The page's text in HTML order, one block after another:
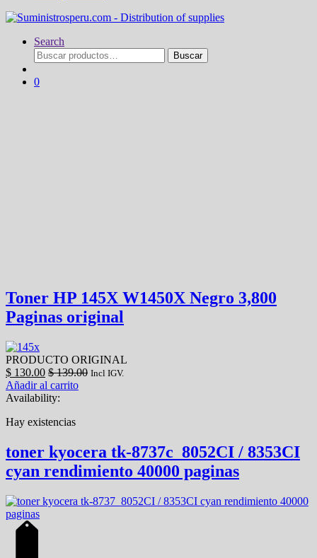
Search
Buscar
por:
Buscar
0
Toner HP 145X W1450X Negro 3,800
Paginas original
PRODUCTO ORIGINAL
$ 130.00 $139.00 Incl IGV.
Añadir al carrito
Availability:
Hay existencias
toner kyocera tk-8737c 8052CI / 8353CI
cyan rendimiento 40000 paginas